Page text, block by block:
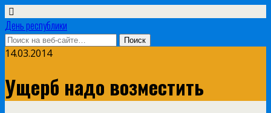
День республики
14.03.2014
Ущерб надо возместить